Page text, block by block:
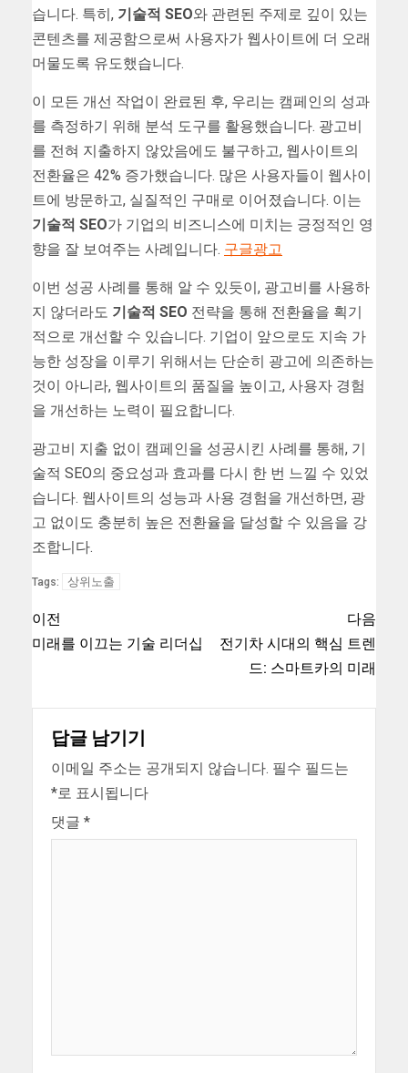
습니다. 특히, 기술적 SEO와 관련된 주제로 깊이 있는
콘텐츠를 제공함으로써 사용자가 웹사이트에 더 오래
머물도록 유도했습니다.
이 모든 개선 작업이 완료된 후, 우리는 캠페인의 성과
를 측정하기 위해 분석 도구를 활용했습니다. 광고비
를 전혀 지출하지 않았음에도 불구하고, 웹사이트의
전환율은 42% 증가했습니다. 많은 사용자들이 웹사이
트에 방문하고, 실질적인 구매로 이어졌습니다. 이는
기술적 SEO가 기업의 비즈니스에 미치는 긍정적인 영
향을 잘 보여주는 사례입니다. 구글광고
이번 성공 사례를 통해 알 수 있듯이, 광고비를 사용하
지 않더라도 기술적 SEO 전략을 통해 전환율을 획기
적으로 개선할 수 있습니다. 기업이 앞으로도 지속 가
능한 성장을 이루기 위해서는 단순히 광고에 의존하는
것이 아니라, 웹사이트의 품질을 높이고, 사용자 경험
을 개선하는 노력이 필요합니다.
광고비 지출 없이 캠페인을 성공시킨 사례를 통해, 기
술적 SEO의 중요성과 효과를 다시 한 번 느낄 수 있었
습니다. 웹사이트의 성능과 사용 경험을 개선하면, 광
고 없이도 충분히 높은 전환율을 달성할 수 있음을 강
조합니다.
Tags: 상위노출
이전
미래를 이끄는 기술 리더십
다음
전기차 시대의 핵심 트렌
드: 스마트카의 미래
답글 남기기
이메일 주소는 공개되지 않습니다. 필수 필드는
*로 표시됩니다
댓글 *